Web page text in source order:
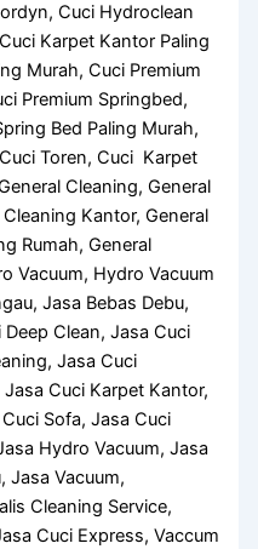
Cuci Hydroclean
Karpet Kantor Paling
Murah, Cuci Premium
Premium Springbed,
Bed Paling Murah,
Toren, Cuci Karpet
Cleaning, General
Kantor, General
Rumah, General
Vacuum, Hydro Vacuum
Jasa Bebas Debu,
Clean, Jasa Cuci
Jasa Cuci
Cuci Karpet Kantor,
Sofa, Jasa Cuci
Hydro Vacuum, Jasa
Jasa Vacuum,
Cleaning Service,
Cuci Express, Vaccum